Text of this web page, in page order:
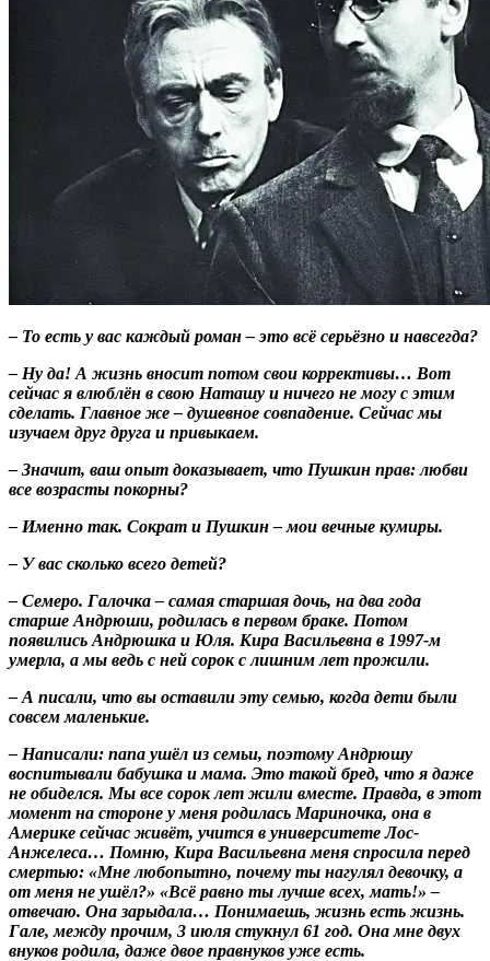
– То есть у вас каждый роман – это всё серьёзно и навсегда?
– Ну да! А жизнь вносит потом свои коррективы… Вот
сейчас я влюблён в свою Наташу и ничего не могу с этим
сделать. Главное же – душевное совпадение. Сейчас мы
изучаем друг друга и привыкаем.
– Значит, ваш опыт доказывает, что Пушкин прав: любви
все возрасты покорны?
– Именно так. Сократ и Пушкин – мои вечные кумиры.
– У вас сколько всего детей?
– Семеро. Галочка – самая старшая дочь, на два года
старше Андрюши, родилась в первом браке. Потом
появились Андрюшка и Юля. Кира Васильевна в 1997-м
умерла, а мы ведь с ней сорок с лишним лет прожили.
– А писали, что вы оставили эту семью, когда дети были
совсем маленькие.
– Написали: папа ушёл из семьи, поэтому Андрюшу
воспитывали бабушка и мама. Это такой бред, что я даже
не обиделся. Мы все сорок лет жили вместе. Правда, в этот
момент на стороне у меня родилась Мариночка, она в
Америке сейчас живёт, учится в университете Лос-
Анжелеса… Помню, Кира Васильевна меня спросила перед
смертью: «Мне любопытно, почему ты нагулял девочку, а
от меня не ушёл?» «Всё равно ты лучше всех, мать!» –
отвечаю. Она зарыдала… Понимаешь, жизнь есть жизнь.
Гале, между прочим, 3 июля стукнул 61 год. Она мне двух
внуков родила, даже двое правнуков уже есть.